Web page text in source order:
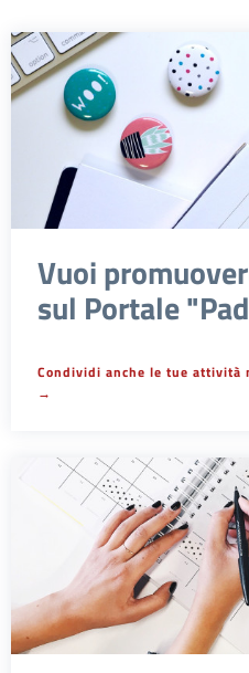
Vuoi
sul Portale
Condividi anche le tue attività